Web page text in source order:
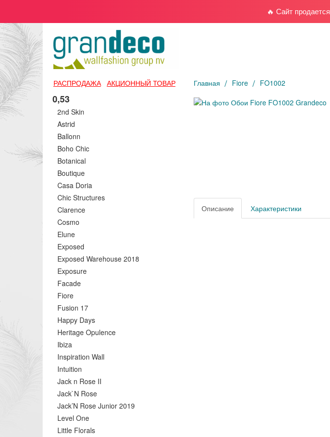
🔥 Сайт продается
РАСПРОДАЖА АКЦИОННЫЙ ТОВАР
0,53
2nd Skin
Astrid
Ballonn
Boho Chic
Botanical
Boutique
Casa Doria
Chic Structures
Clarence
Cosmo
Elune
Exposed
Exposed Warehouse 2018
Exposure
Facade
Fiore
Fusion 17
Happy Days
Heritage Opulence
Ibiza
Inspiration Wall
Intuition
Jack n Rose II
Jack`N Rose
Jack’N Rose Junior 2019
Level One
Little Florals
Главная Fiore FO1002
Описание Характеристики